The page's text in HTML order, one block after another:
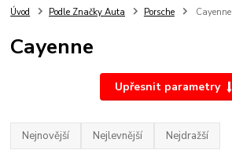
Úvod Podle Značky Auta Porsche Cayenne
Cayenne
Upřesnit parametry
Nejnovější Nejlevnější Nejdražší